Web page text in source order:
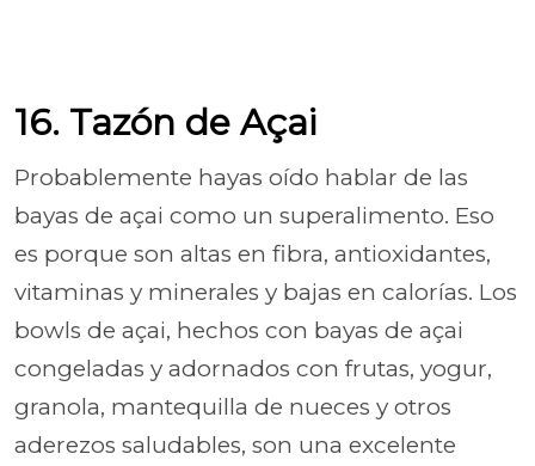
16. Tazón de Açai
Probablemente hayas oído hablar de las
bayas de açai como un superalimento. Eso
es porque son altas en fibra, antioxidantes,
vitaminas y minerales y bajas en calorías. Los
bowls de açai, hechos con bayas de açai
congeladas y adornados con frutas, yogur,
granola, mantequilla de nueces y otros
aderezos saludables, son una excelente